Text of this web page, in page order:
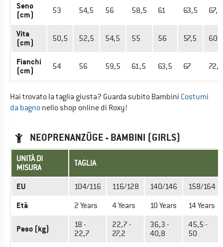
Seno
(cm)
53 54,5 56 58,5 61 63,5 67,5
Vita
(cm)
50,5 52,5 54,5 55 56 57,5 60
Fianchi
(cm)
54 56 59,5 61,5 63,5 67 72,5
Hai trovato la taglia giusta? Guarda subito Bambini Costumi
da bagno nello shop online di Roxy!
NEOPRENANZÜGE - BAMBINI (GIRLS)
UNITÀ DI
MISURA
TAGLIA
EU 104/116 116/128 140/146 158/164
Età 2 Years 4 Years 10 Years 14 Years
Peso (kg)
18 -
22,7
22,7 -
27,2
36,3 -
40,8
45,5 -
50